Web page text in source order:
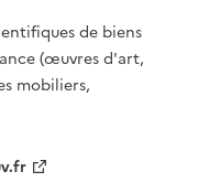
de biens
(œuvres d'art,
mobiliers,